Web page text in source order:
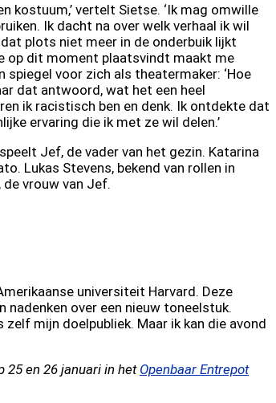
kostuum,’ vertelt Sietse. ‘Ik mag omwille
Ik dacht na over welk verhaal ik wil
plots niet meer in de onderbuik lijkt
op dit moment plaatsvindt maakt me
spiegel voor zich als theatermaker: ‘Hoe
dat antwoord, wat het een heel
ik racistisch ben en denk. Ik ontdekte dat
ervaring die ik met ze wil delen.’
Jef, de vader van het gezin. Katarina
Lukas Stevens, bekend van rollen in
vrouw van Jef.
universiteit Harvard. Deze
over een nieuw toneelstuk.
mijn doelpubliek. Maar ik kan die avond
25 en 26 januari in hetOpenbaar Entrepot